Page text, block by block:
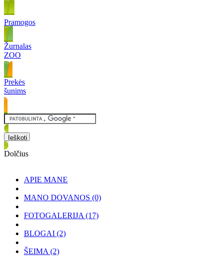
Pramogos
Žurnalas
ZOO
Prekės
šunims
Dolčius
APIE MANE
MANO DOVANOS (0)
FOTOGALERIJA (17)
BLOGAI (2)
ŠEIMA (2)